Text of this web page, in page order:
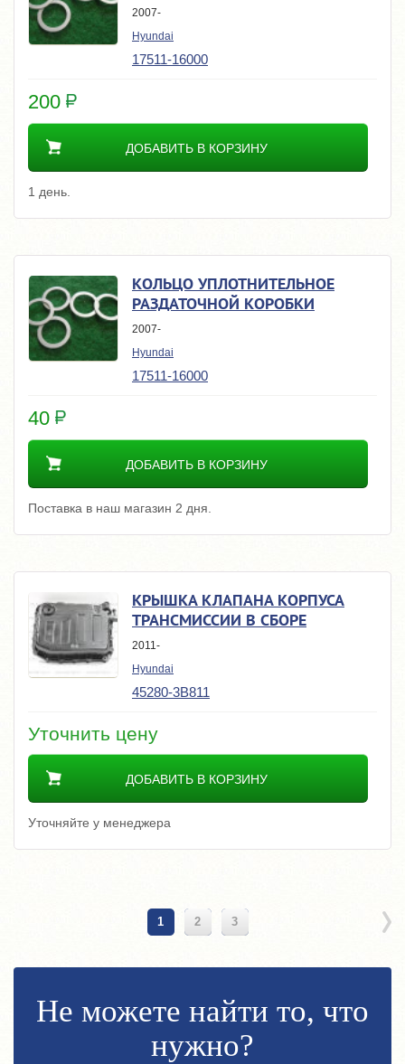
2007-
Hyundai
17511-16000
200
ДОБАВИТЬ В КОРЗИНУ
1 день.
КОЛЬЦО УПЛОТНИТЕЛЬНОЕ
РАЗДАТОЧНОЙ КОРОБКИ
2007-
Hyundai
17511-16000
40
ДОБАВИТЬ В КОРЗИНУ
Поставка в наш магазин 2 дня.
КРЫШКА КЛАПАНА КОРПУСА
ТРАНСМИССИИ В СБОРЕ
2011-
Hyundai
45280-3B811
Уточнить цену
ДОБАВИТЬ В КОРЗИНУ
Уточняйте у менеджера
1 2 3
Не можете найти то, что
нужно?